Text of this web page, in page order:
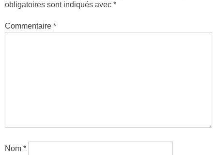
obligatoires sont indiqués avec *
Commentaire *
Nom *